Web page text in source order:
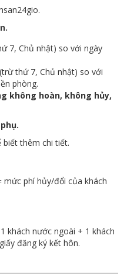
7, Chủ nhật) so với ngày
thứ 7, Chủ nhật) so với
phòng.
không hoàn, không hủy,
biết thêm chi tiết.
phí hủy/đổi của khách
khách nước ngoài + 1 khách
đăng ký kết hôn.